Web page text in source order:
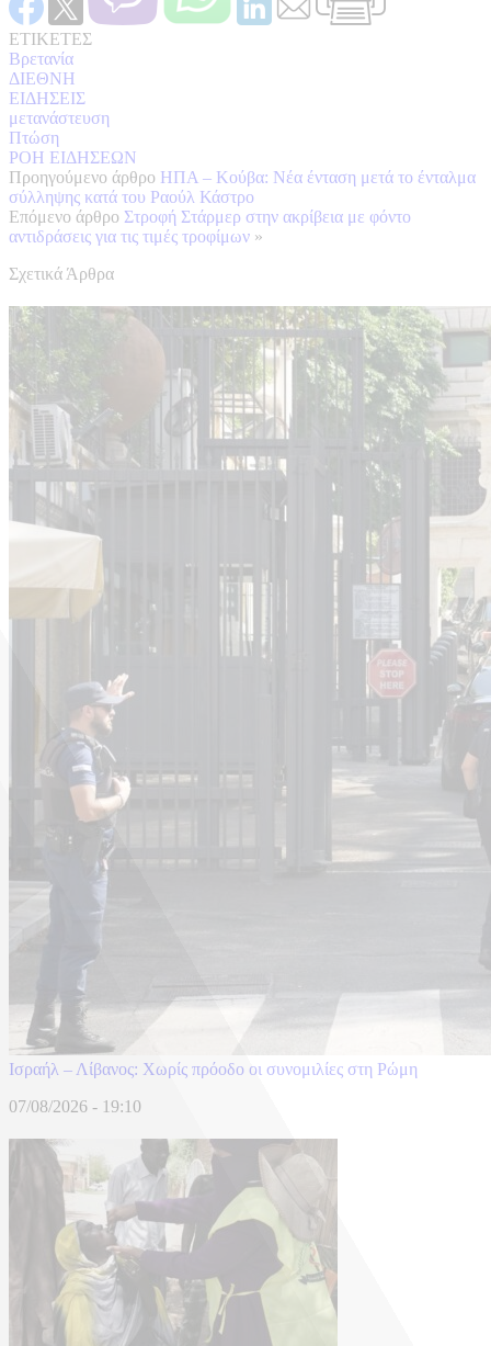
ΕΤΙΚΕΤΕΣ
Βρετανία
ΔΙΕΘΝΗ
ΕΙΔΗΣΕΙΣ
μετανάστευση
Πτώση
ΡΟΗ ΕΙΔΗΣΕΩΝ
Προηγούμενο άρθρο ΗΠΑ – Κούβα: Νέα ένταση μετά το ένταλμα
σύλληψης κατά του Ραούλ Κάστρο
Επόμενο άρθρο Στροφή Στάρμερ στην ακρίβεια με φόντο
αντιδράσεις για τις τιμές τροφίμων »
Σχετικά Άρθρα
Ισραήλ – Λίβανος: Xωρίς πρόοδο οι συνομιλίες στη Ρώμη
07/08/2026 - 19:10